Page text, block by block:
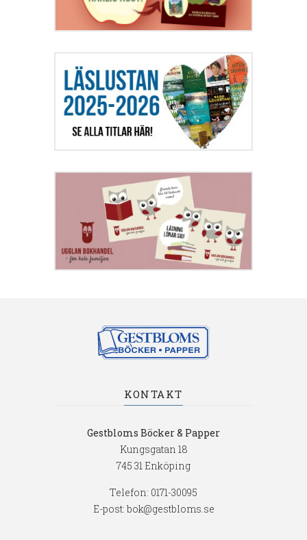
KONTAKT
Gestbloms Böcker & Papper
Kungsgatan 18
745 31 Enköping
Telefon: 0171-30095
E-post: bok@gestbloms.se